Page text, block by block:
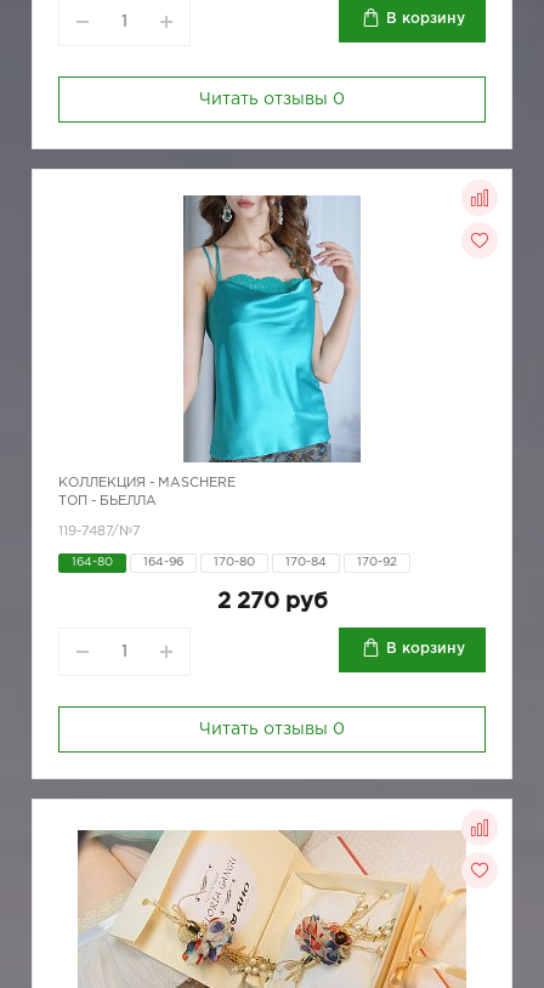
В корзину
Читать отзывы 0
КОЛЛЕКЦИЯ - MASCHERE
ТОП - БЬЕЛЛА
119-7487/№7
164-80 164-96 170-80 170-84 170-92
2 270 руб
В корзину
Читать отзывы 0